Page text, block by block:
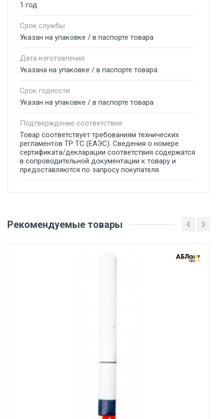
1 год
Срок службы
Указан на упаковке / в паспорте товара
Дата изготовления
Указана на упаковке / в паспорте товара
Срок годности
Указан на упаковке / в паспорте товара
Подтверждение соответствия
Товар соответствует требованиям технических
регламентов ТР ТС (ЕАЭС). Сведения о номере
сертификата/декларации соответствия содержатся
в сопроводительной документации к товару и
предоставляются по запросу покупателя
Рекомендуемые товары